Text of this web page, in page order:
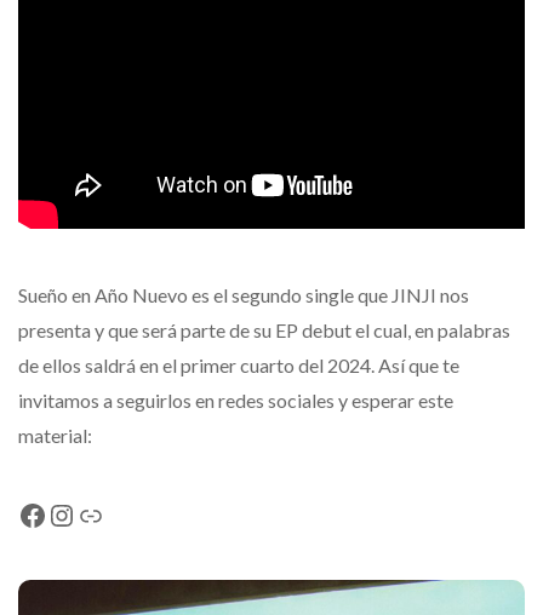
Sueño en Año Nuevo es el segundo single que JINJI nos
presenta y que será parte de su EP debut el cual, en palabras
de ellos saldrá en el primer cuarto del 2024. Así que te
invitamos a seguirlos en redes sociales y esperar este
material:
Facebook
Instagram
Link